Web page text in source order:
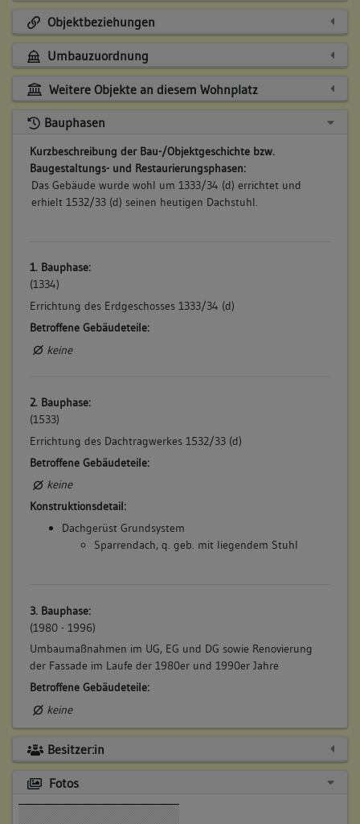
Objektbeziehungen
Umbauzuordnung
Weitere Objekte an diesem Wohnplatz
Bauphasen
Kurzbeschreibung der Bau-/Objektgeschichte bzw.
Baugestaltungs- und Restaurierungsphasen:
Das Gebäude wurde wohl um 1333/34 (d) errichtet und
erhielt 1532/33 (d) seinen heutigen Dachstuhl.
1. Bauphase:
(1334)
Errichtung des Erdgeschosses 1333/34 (d)
Betroffene Gebäudeteile:
keine
2. Bauphase:
(1533)
Errichtung des Dachtragwerkes 1532/33 (d)
Betroffene Gebäudeteile:
keine
Konstruktionsdetail:
Dachgerüst Grundsystem
Sparrendach, q. geb. mit liegendem Stuhl
3. Bauphase:
(1980 - 1996)
Umbaumaßnahmen im UG, EG und DG sowie Renovierung
der Fassade im Laufe der 1980er und 1990er Jahre
Betroffene Gebäudeteile:
keine
Besitzer:in
Fotos